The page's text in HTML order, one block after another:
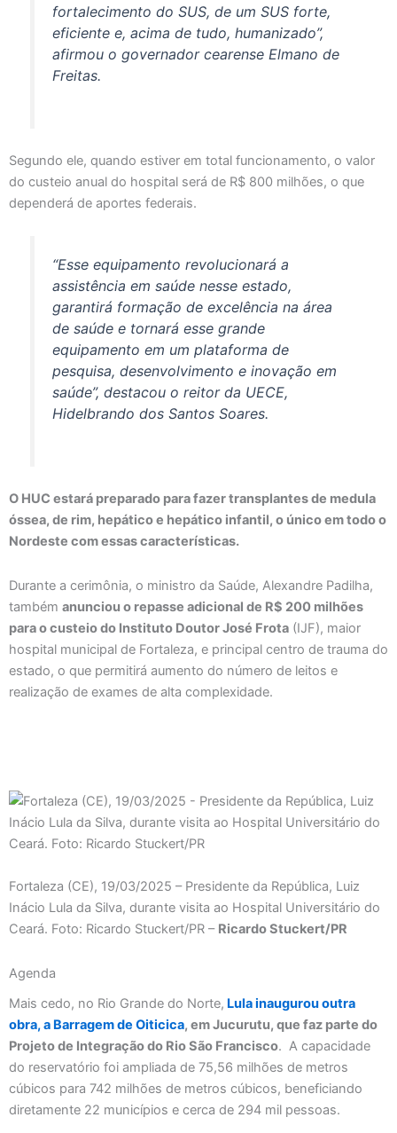
fortalecimento do SUS, de um SUS forte,
eficiente e, acima de tudo, humanizado”,
afirmou o governador cearense Elmano de
Freitas.
Segundo ele, quando estiver em total funcionamento, o valor
do custeio anual do hospital será de R$ 800 milhões, o que
dependerá de aportes federais.
“Esse equipamento revolucionará a
assistência em saúde nesse estado,
garantirá formação de excelência na área
de saúde e tornará esse grande
equipamento em um plataforma de
pesquisa, desenvolvimento e inovação em
saúde”, destacou o reitor da UECE,
Hidelbrando dos Santos Soares.
O HUC estará preparado para fazer transplantes de medula
óssea, de rim, hepático e hepático infantil, o único em todo o
Nordeste com essas características.
Durante a cerimônia, o ministro da Saúde, Alexandre Padilha,
também anunciou o repasse adicional de R$ 200 milhões
para o custeio do Instituto Doutor José Frota (IJF), maior
hospital municipal de Fortaleza, e principal centro de trauma do
estado, o que permitirá aumento do número de leitos e
realização de exames de alta complexidade.
Fortaleza (CE), 19/03/2025 – Presidente da República, Luiz
Inácio Lula da Silva, durante visita ao Hospital Universitário do
Ceará. Foto: Ricardo Stuckert/PR – Ricardo Stuckert/PR
Agenda
Mais cedo, no Rio Grande do Norte, Lula inaugurou outra
obra, a Barragem de Oiticica, em Jucurutu, que faz parte do
Projeto de Integração do Rio São Francisco. A capacidade
do reservatório foi ampliada de 75,56 milhões de metros
cúbicos para 742 milhões de metros cúbicos, beneficiando
diretamente 22 municípios e cerca de 294 mil pessoas.